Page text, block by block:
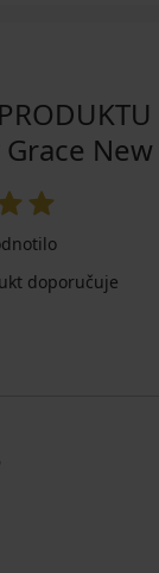
New
doporučuje